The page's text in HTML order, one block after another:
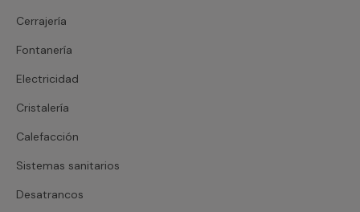
Cerrajería
Fontanería
Electricidad
Cristalería
Calefacción
Sistemas sanitarios
Desatrancos